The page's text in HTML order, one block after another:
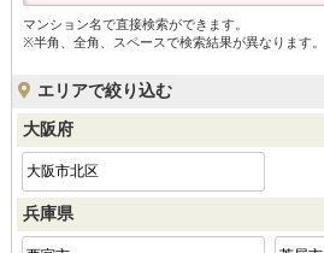
マンション名で直接検索ができます。
※半角、全角、スペースで検索結果が異なります。
エリアで絞り込む
大阪府
大阪市北区
兵庫県